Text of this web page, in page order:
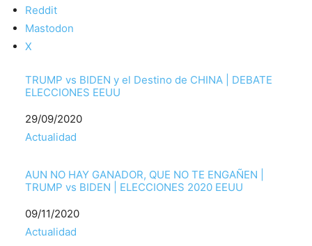
Reddit
Mastodon
X
TRUMP vs BIDEN y el Destino de CHINA | DEBATE
ELECCIONES EEUU
Fecha
29/09/2020
Respecto a
Actualidad
AUN NO HAY GANADOR, QUE NO TE ENGAÑEN |
TRUMP vs BIDEN | ELECCIONES 2020 EEUU
Fecha
09/11/2020
Respecto a
Actualidad